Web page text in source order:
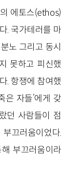
에토스(ethos)
. 국가테러를 마
노 그리고 동시
못하고 피신했
. 항쟁에 참여했
은 자들’에게 갖
던 사람들이 점
끄러움이었다.
부끄러움이라